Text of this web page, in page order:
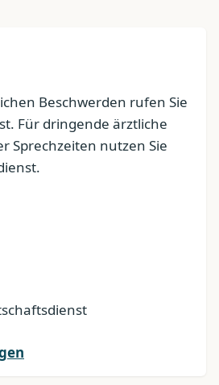
Beschwerden rufen Sie
Für dringende ärztliche
Sprechzeiten nutzen Sie